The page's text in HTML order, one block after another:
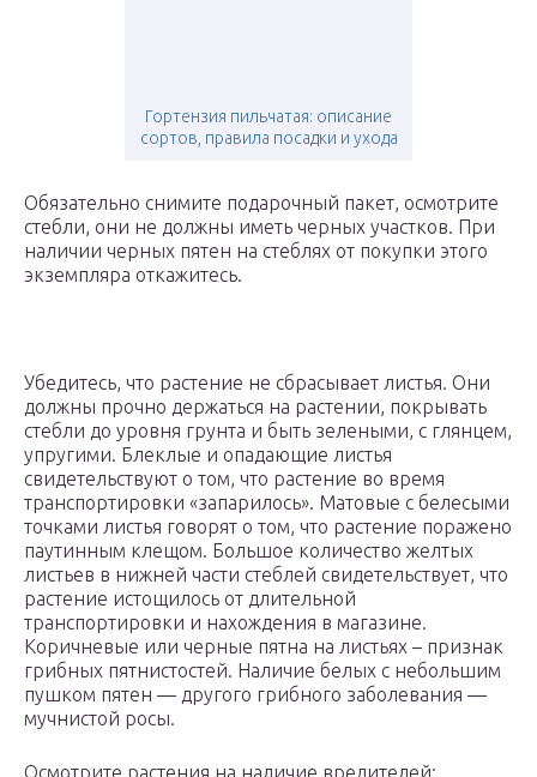
Гортензия пильчатая: описание
сортов, правила посадки и ухода
Обязательно снимите подарочный пакет, осмотрите
стебли, они не должны иметь черных участков. При
наличии черных пятен на стеблях от покупки этого
экземпляра откажитесь.
Убедитесь, что растение не сбрасывает листья. Они
должны прочно держаться на растении, покрывать
стебли до уровня грунта и быть зелеными, с глянцем,
упругими. Блеклые и опадающие листья
свидетельствуют о том, что растение во время
транспортировки «запарилось». Матовые с белесыми
точками листья говорят о том, что растение поражено
паутинным клещом. Большое количество желтых
листьев в нижней части стеблей свидетельствует, что
растение истощилось от длительной
транспортировки и нахождения в магазине.
Коричневые или черные пятна на листьях – признак
грибных пятнистостей. Наличие белых с небольшим
пушком пятен — другого грибного заболевания —
мучнистой росы.
Осмотрите растения на наличие вредителей: